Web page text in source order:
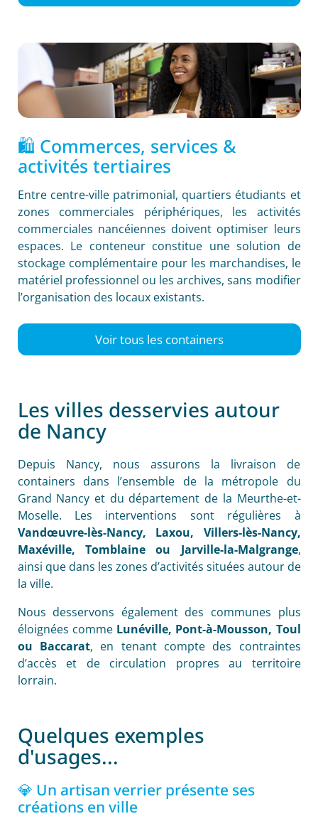
🛍️ Commerces, services &
activités tertiaires
Entre centre-ville patrimonial, quartiers étudiants et
zones commerciales périphériques, les activités
commerciales nancéiennes doivent optimiser leurs
espaces. Le conteneur constitue une solution de
stockage complémentaire pour les marchandises, le
matériel professionnel ou les archives, sans modifier
l’organisation des locaux existants.
Voir tous les containers
Les villes desservies autour
de Nancy
Depuis Nancy, nous assurons la livraison de
containers dans l’ensemble de la métropole du
Grand Nancy et du département de la Meurthe-et-
Moselle. Les interventions sont régulières à
Vandœuvre-lès-Nancy, Laxou, Villers-lès-Nancy,
Maxéville, Tomblaine ou Jarville-la-Malgrange,
ainsi que dans les zones d’activités situées autour de
la ville.
Nous desservons également des communes plus
éloignées comme Lunéville, Pont-à-Mousson, Toul
ou Baccarat, en tenant compte des contraintes
d’accès et de circulation propres au territoire
lorrain.
Quelques exemples
d'usages...
💎 Un artisan verrier présente ses
créations en ville